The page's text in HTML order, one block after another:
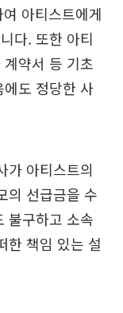
아티스트에게
다. 또한 아티
약서 등 기초
도 정당한 사
가 아티스트의
의 선급금을 수
불구하고 소속
한 책임 있는 설